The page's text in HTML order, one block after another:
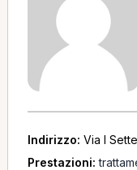
Indirizzo: Via I
Prestazioni: